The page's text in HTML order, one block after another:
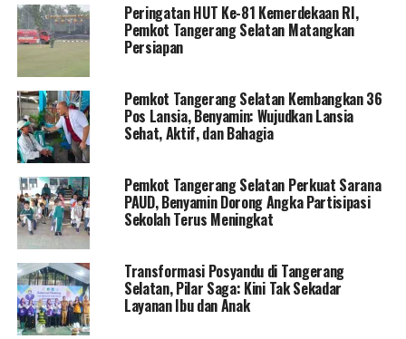
Peringatan HUT Ke-81 Kemerdekaan RI,
Pemkot Tangerang Selatan Matangkan
Persiapan
Pemkot Tangerang Selatan Kembangkan 36
Pos Lansia, Benyamin: Wujudkan Lansia
Sehat, Aktif, dan Bahagia
Pemkot Tangerang Selatan Perkuat Sarana
PAUD, Benyamin Dorong Angka Partisipasi
Sekolah Terus Meningkat
Transformasi Posyandu di Tangerang
Selatan, Pilar Saga: Kini Tak Sekadar
Layanan Ibu dan Anak